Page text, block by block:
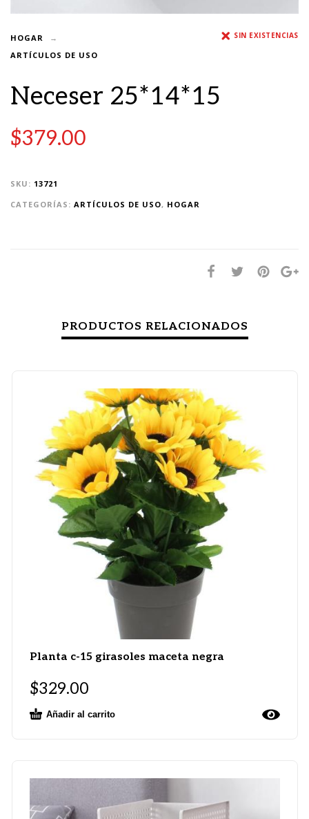
HOGAR
ARTÍCULOS DE USO
SIN EXISTENCIAS
Neceser 25*14*15
$379.00
SKU: 13721
CATEGORÍAS: ARTÍCULOS DE USO, HOGAR
PRODUCTOS RELACIONADOS
Planta c-15 girasoles maceta negra
$329.00
Añadir al carrito